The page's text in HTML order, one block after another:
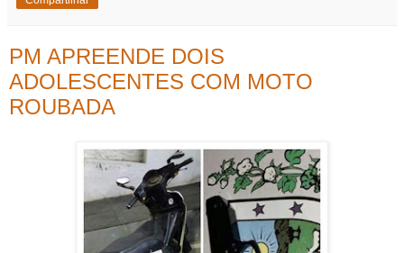
PM APREENDE DOIS
ADOLESCENTES COM MOTO
ROUBADA